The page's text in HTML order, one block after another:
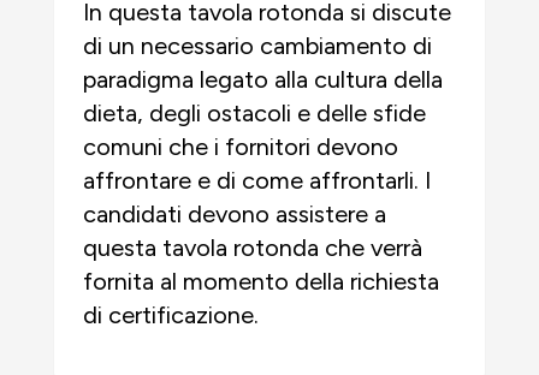
In questa tavola rotonda si discute
di un necessario cambiamento di
paradigma legato alla cultura della
dieta, degli ostacoli e delle sfide
comuni che i fornitori devono
affrontare e di come affrontarli. I
candidati devono assistere a
questa tavola rotonda che verrà
fornita al momento della richiesta
di certificazione.